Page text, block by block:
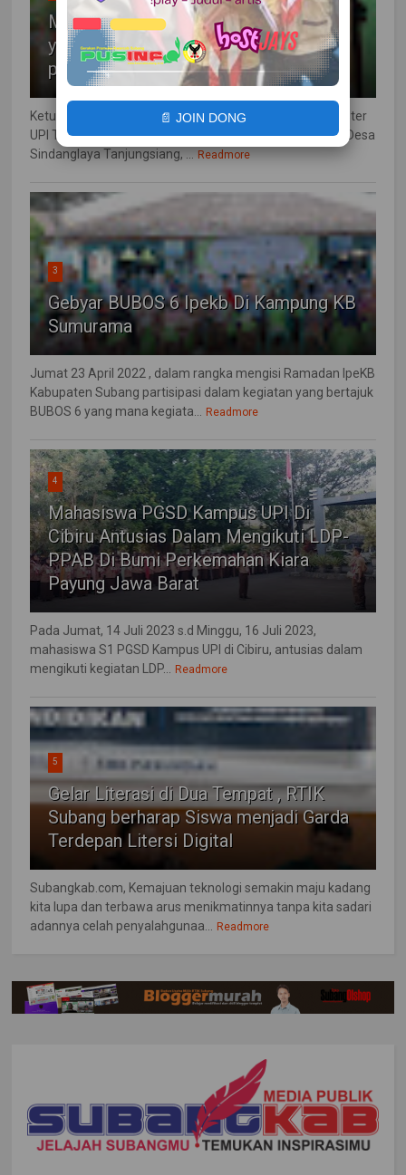
Membangun Generasi Muda bangsa
yang berwawasan politik dan beretika
politik
Ketua KPU bersama Ketua Prodi PKn Doktoral dan Magister
UPI Tanjungsiang, Rabu (1/3) bertempat SDN Neglasari Desa
Sindanglaya Tanjungsiang, ... Readmore
3
Gebyar BUBOS 6 Ipekb Di Kampung KB
Sumurama
Jumat 23 April 2022 , dalam rangka mengisi Ramadan IpeKB
Kabupaten Subang partisipasi dalam kegiatan yang bertajuk
BUBOS 6 yang mana kegiata... Readmore
4
Mahasiswa PGSD Kampus UPI Di
Cibiru Antusias Dalam Mengikuti LDP-
PPAB Di Bumi Perkemahan Kiara
Payung Jawa Barat
Pada Jumat, 14 Juli 2023 s.d Minggu, 16 Juli 2023,
mahasiswa S1 PGSD Kampus UPI di Cibiru, antusias dalam
mengikuti kegiatan LDP... Readmore
5
Gelar Literasi di Dua Tempat , RTIK
Subang berharap Siswa menjadi Garda
Terdepan Litersi Digital
Subangkab.com, Kemajuan teknologi semakin maju kadang
kita lupa dan terbawa arus menikmatinnya tanpa kita sadari
adannya celah penyalahgunaa... Readmore
📄 JOIN DONG